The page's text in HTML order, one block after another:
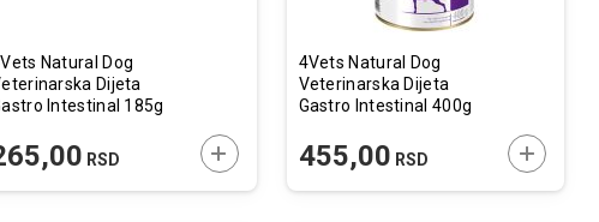
Natural Dog
Dijeta
Intestinal 185g
RSD DODAJTE U KORPU
4Vets Natural Dog
Veterinarska Dijeta
Gastro Intestinal 400g
455,00 RSD